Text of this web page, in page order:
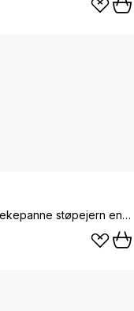
Victoria Comal stekepanne støpejern enameled, Ø30 cm